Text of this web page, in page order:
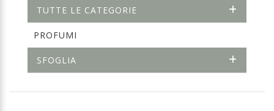
TUTTE LE CATEGORIE
PROFUMI
SFOGLIA